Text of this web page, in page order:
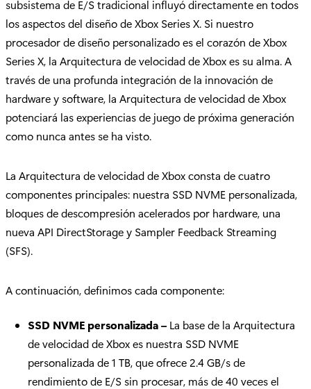
subsistema de E/S tradicional influyó directamente en todos
los aspectos del diseño de Xbox Series X. Si nuestro
procesador de diseño personalizado es el corazón de Xbox
Series X, la Arquitectura de velocidad de Xbox es su alma. A
través de una profunda integración de la innovación de
hardware y software, la Arquitectura de velocidad de Xbox
potenciará las experiencias de juego de próxima generación
como nunca antes se ha visto.
La Arquitectura de velocidad de Xbox consta de cuatro
componentes principales: nuestra SSD NVME personalizada,
bloques de descompresión acelerados por hardware, una
nueva API DirectStorage y Sampler Feedback Streaming
(SFS).
A continuación, definimos cada componente:
SSD NVME personalizada –La base de la Arquitectura
de velocidad de Xbox es nuestra SSD NVME
personalizada de 1 TB, que ofrece 2.4 GB/s de
rendimiento de E/S sin procesar, más de 40 veces el